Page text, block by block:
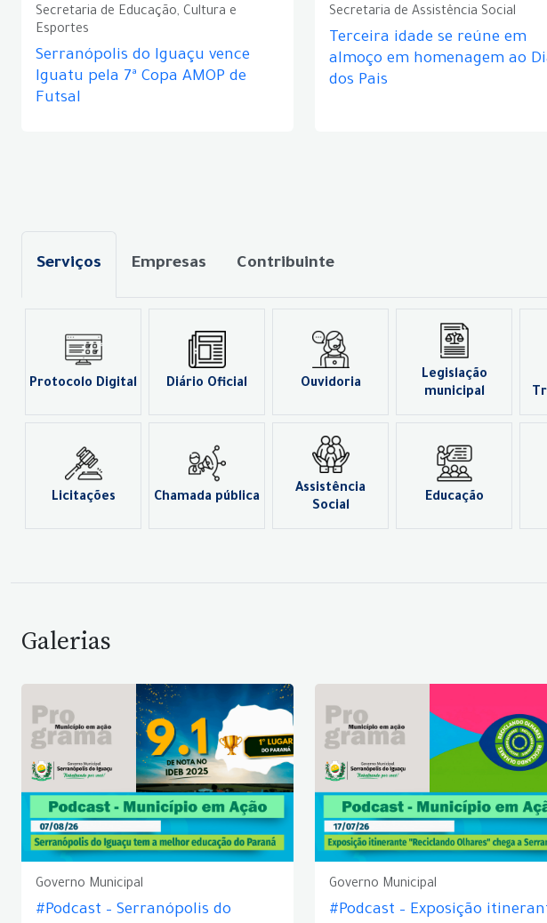
Secretaria de Educação, Cultura e
Esportes
Serranópolis do Iguaçu vence
Iguatu pela 7ª Copa AMOP de
Futsal
Secretaria de Assistência Social
Terceira idade se reúne em
almoço em homenagem ao
dos Pais
Serviços Empresas Contribuinte
Protocolo Digital Diário Oficial Ouvidoria
Legislação
municipal
Licitações Chamada pública
Assistência
Social
Educação
Galerias
Governo Municipal
#Podcast – Serranópolis do
Governo Municipal
#Podcast – Exposição